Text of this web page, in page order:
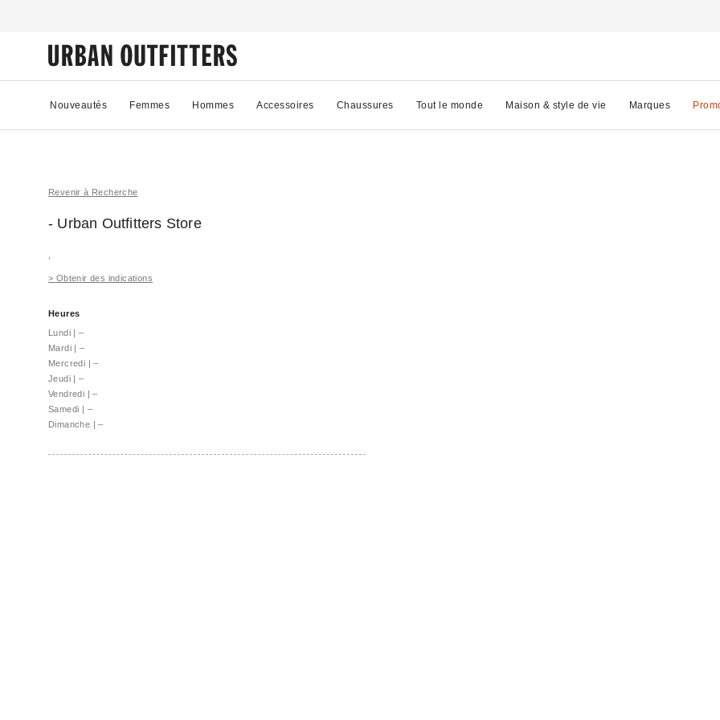
Nouveautés Femmes Hommes Accessoires Chaussures Tout le monde Maison & style de vie Marques
Revenir à Recherche
- Urban Outfitters Store
> Obtenir des indications
Heures
Lundi | –
Mardi | –
Mercredi | –
Jeudi | –
Vendredi | –
Samedi | –
Dimanche | –